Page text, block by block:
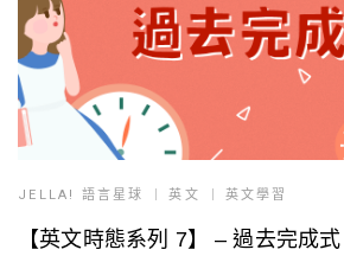
JELLA! 語言星球 英文 英文學習
【英文時態系列 7】 – 過去完成式